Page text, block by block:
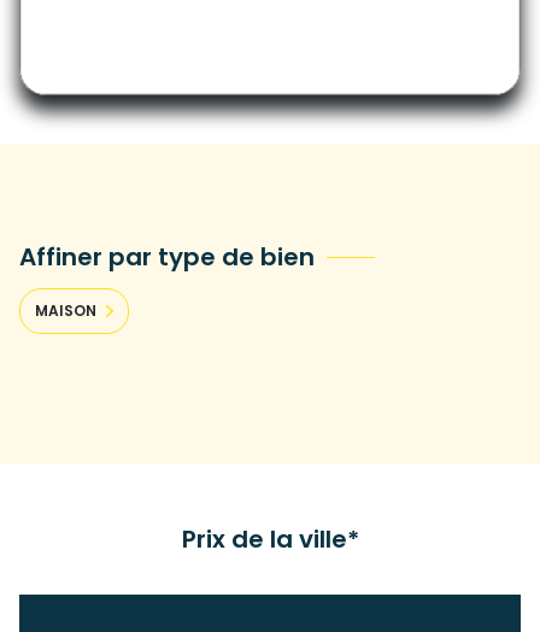
Affiner par type de bien
MAISON
Prix de la ville*